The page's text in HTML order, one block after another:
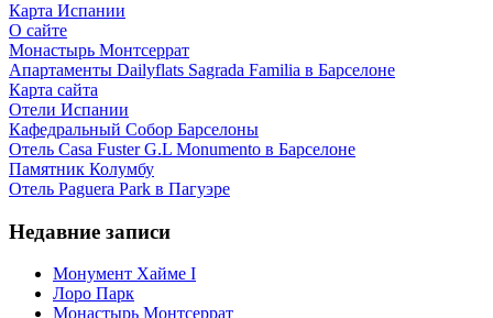
Карта Испании
О сайте
Монастырь Монтсеррат
Апартаменты Dailyflats Sagrada Familia в Барселоне
Карта сайта
Отели Испании
Кафeдрaльный Собор Барселоны
Отель Casa Fuster G.L Monumento в Барселоне
Пaмятник Колумбу
Отель Paguera Park в Пагуэре
Недавние записи
Монумент Хайме I
Лоро Парк
Монастырь Монтсеррат